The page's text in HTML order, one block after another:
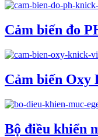
Cảm biến đo
Cảm biến Oxy
Bộ điều khiển